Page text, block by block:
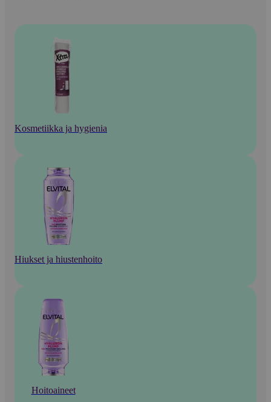
Kosmetiikka ja hygienia
Hiukset ja hiustenhoito
Hoitoaineet